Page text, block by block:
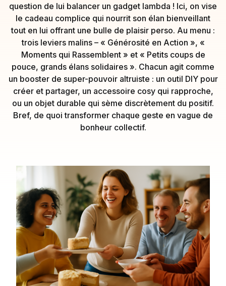
question de lui balancer un gadget lambda ! Ici, on vise
le cadeau complice qui nourrit son élan bienveillant
tout en lui offrant une bulle de plaisir perso. Au menu :
trois leviers malins – « Générosité en Action », «
Moments qui Rassemblent » et « Petits coups de
pouce, grands élans solidaires ». Chacun agit comme
un booster de super-pouvoir altruiste : un outil DIY pour
créer et partager, un accessoire cosy qui rapproche,
ou un objet durable qui sème discrètement du positif.
Bref, de quoi transformer chaque geste en vague de
bonheur collectif.